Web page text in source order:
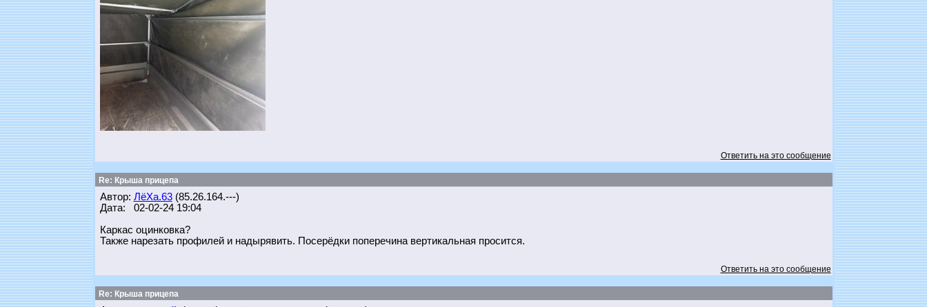
Ответить на это сообщение
Re: Крыша прицепа
Автор: ЛёХа.63(85.26.164.---)
Дата: 02-02-24 19:04
Каркас оцинковка?
Также нарезать профилей и надырявить. Посерёдки поперечина вертикальная просится.
Ответить на это сообщение
Re: Крыша прицепа